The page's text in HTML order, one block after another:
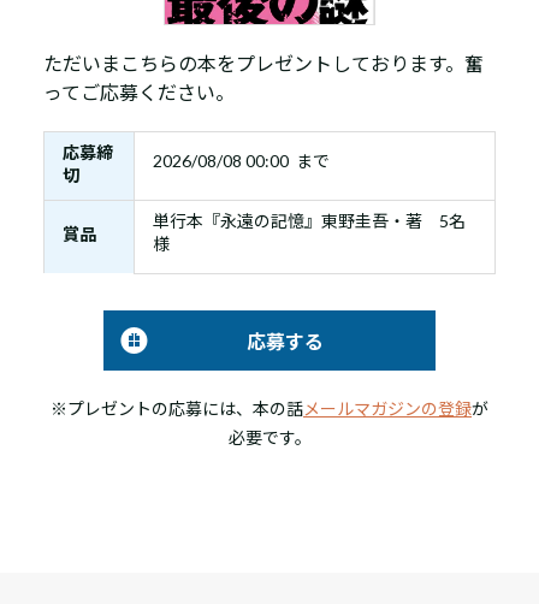
ただいまこちらの本をプレゼントしております。奮
ってご応募ください。
応募締
切
2026/08/08 00:00 まで
賞品
単行本『永遠の記憶』東野圭吾・著 5名
様
応募する
※プレゼントの応募には、本の話メールマガジンの登録が
必要です。